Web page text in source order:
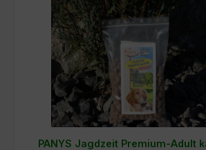
PANYS Jagdzeit Premium-Adult